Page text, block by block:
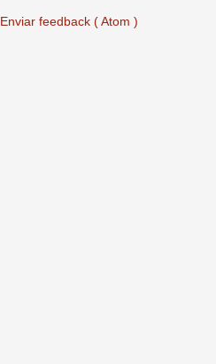
Enviar feedback ( Atom )